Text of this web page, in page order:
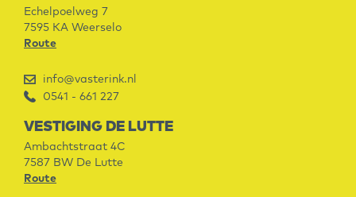
Echelpoelweg 7
7595 KA Weerselo
Route
info@vasterink.nl
0541 - 661 227
VESTIGING DE LUTTE
Ambachtstraat 4C
7587 BW De Lutte
Route